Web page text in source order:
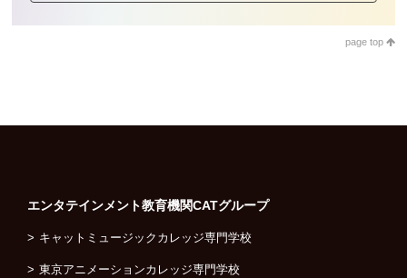
page top
エンタテインメント教育機関CATグループ
キャットミュージックカレッジ専門学校
東京アニメーションカレッジ専門学校